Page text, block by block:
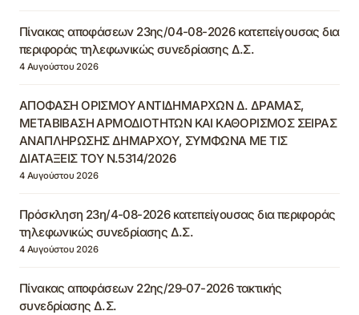
Πίνακας αποφάσεων 23ης/04-08-2026 κατεπείγουσας δια
περιφοράς τηλεφωνικώς συνεδρίασης Δ.Σ.
4 Αυγούστου 2026
ΑΠΟΦΑΣΗ ΟΡΙΣΜΟΥ ΑΝΤΙΔΗΜΑΡΧΩΝ Δ. ΔΡΑΜΑΣ,
ΜΕΤΑΒΙΒΑΣΗ ΑΡΜΟΔΙΟΤΗΤΩΝ ΚΑΙ ΚΑΘΟΡΙΣΜΟΣ ΣΕΙΡΑΣ
ΑΝΑΠΛΗΡΩΣΗΣ ΔΗΜΑΡΧΟΥ, ΣΥΜΦΩΝΑ ΜΕ ΤΙΣ
ΔΙΑΤΑΞΕΙΣ ΤΟΥ Ν.5314/2026
4 Αυγούστου 2026
Πρόσκληση 23η/4-08-2026 κατεπείγουσας δια περιφοράς
τηλεφωνικώς συνεδρίασης Δ.Σ.
4 Αυγούστου 2026
Πίνακας αποφάσεων 22ης/29-07-2026 τακτικής
συνεδρίασης Δ.Σ.